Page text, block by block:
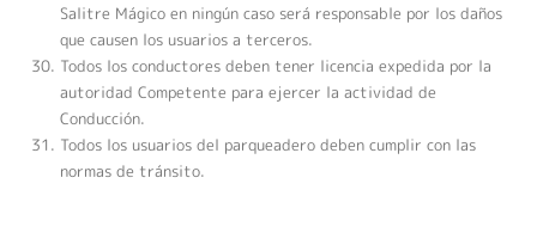
Salitre Mágico en ningún caso será responsable por los daños
que causen los usuarios a terceros.
Todos los conductores deben tener licencia expedida por la
autoridad Competente para ejercer la actividad de
Conducción.
Todos los usuarios del parqueadero deben cumplir con las
normas de tránsito.